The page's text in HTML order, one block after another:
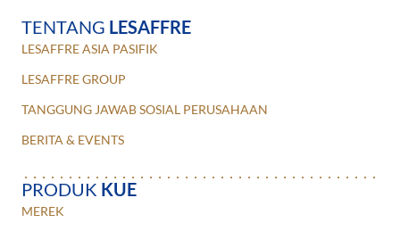
TENTANG LESAFFRE
LESAFFRE ASIA PASIFIK
LESAFFRE GROUP
TANGGUNG JAWAB SOSIAL PERUSAHAAN
BERITA & EVENTS
PRODUK KUE
MEREK